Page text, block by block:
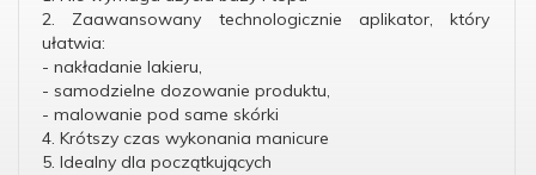
2. Zaawansowany technologicznie aplikator, który
ułatwia:
- nakładanie lakieru,
- samodzielne dozowanie produktu,
- malowanie pod same skórki
4. Krótszy czas wykonania manicure
5. Idealny dla początkujących